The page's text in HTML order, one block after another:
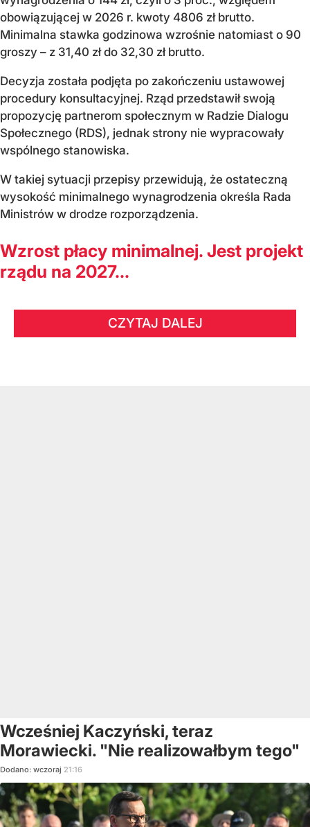
obowiązującej w 2026 r. kwoty 4806 zł brutto.
Minimalna stawka godzinowa wzrośnie natomiast o 90
groszy – z 31,40 zł do 32,30 zł brutto.
Decyzja została podjęta po zakończeniu ustawowej
procedury konsultacyjnej. Rząd przedstawił swoją
propozycję partnerom społecznym w Radzie Dialogu
Społecznego (RDS), jednak strony nie wypracowały
wspólnego stanowiska.
W takiej sytuacji przepisy przewidują, że ostateczną
wysokość minimalnego wynagrodzenia określa Rada
Ministrów w drodze rozporządzenia.
Wzrost płacy minimalnej. Jest projekt
rządu na 2027...
CZYTAJ DALEJ
Wcześniej Kaczyński, teraz
Morawiecki. "Nie realizowałbym tego"
Dodano: wczoraj 21:16